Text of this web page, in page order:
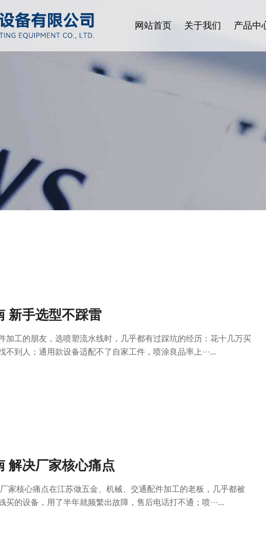
网站首页 关于我们 产品中
新手选型不踩雷
加工的朋友，选喷塑流水线时，几乎都有过踩坑的经历：花十几万买
到人；通用款设备适配不了自家工件，喷涂良品率上···...
解决厂家核心痛点
家核心痛点在江苏做五金、机械、交通配件加工的老板，几乎都被
的设备，用了半年就频繁出故障，售后电话打不通；喷···...